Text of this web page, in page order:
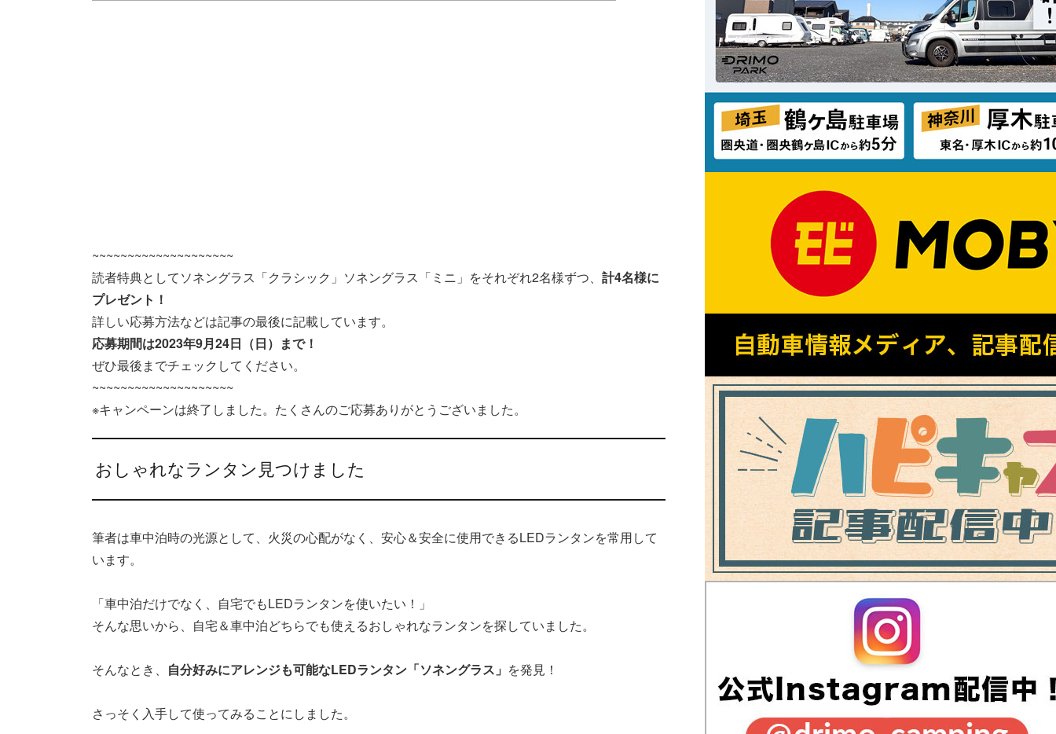
~~~~~~~~~~~~~~~~~~~~
読者特典としてソネングラス「クラシック」ソネングラス「ミニ」をそれぞれ2名様ずつ、 計4名様に
プレゼント！
詳しい応募方法などは記事の最後に記載しています。
応募期間は2023年9月24日（日）まで！
ぜひ最後までチェックしてください。
~~~~~~~~~~~~~~~~~~~~
※キャンペーンは終了しました。たくさんのご応募ありがとうございました。
おしゃれなランタン見つけました
筆者は車中泊時の光源として、火災の心配がなく、安心＆安全に使用できるLEDランタンを常用して
います。
「車中泊だけでなく、自宅でもLEDランタンを使いたい！」
そんな思いから、自宅＆車中泊どちらでも使えるおしゃれなランタンを探していました。
そんなとき、 自分好みにアレンジも可能なLEDランタン「ソネングラス」 を発見！
さっそく入手して使ってみることにしました。